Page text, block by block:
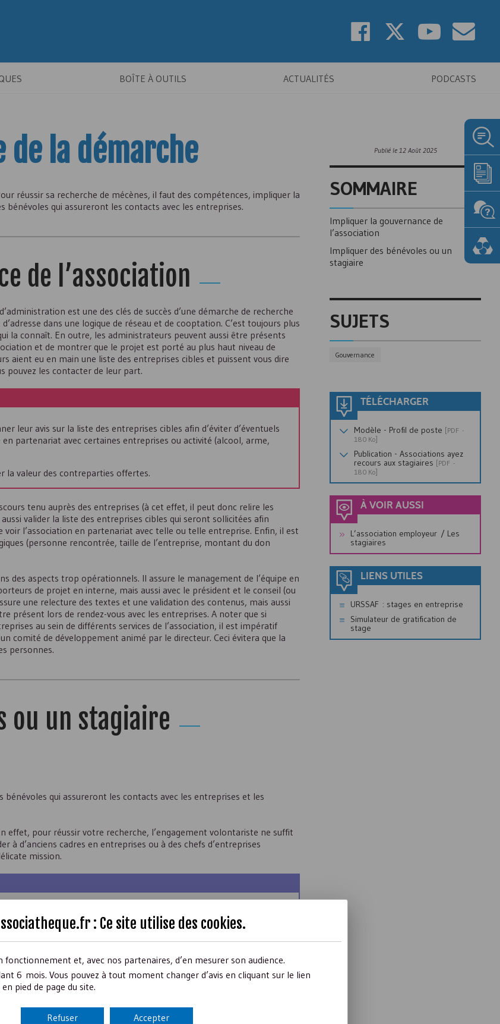
BOÎTE À OUTILS ACTUALITÉS PODCASTS
la démarche
réussir sa recherche de mécènes, il faut des compétences, impliquer la
qui assureront les contacts avec les entreprises.
de l’association
est une des clés de succès d’une démarche de recherche
dans une logique de réseau et de cooptation. C’est toujours plus
la connaît. En outre, les administrateurs peuvent aussi être présents
et de montrer que le projet est porté au plus haut niveau de
aient eu en main une liste des entreprises cibles et puissent vous dire
pouvez les contacter de leur part.
leur avis sur la liste des entreprises cibles afin d’éviter d’éventuels
partenariat avec certaines entreprises ou activité (alcool, arme,
la valeur des contreparties offertes.
tenu auprès des entreprises (à cet effet, il peut donc relire les
valider la liste des entreprises cibles qui seront sollicitées afin
l’association en partenariat avec telle ou telle entreprise. Enfin, il est
(personne rencontrée, taille de l’entreprise, montant du don
des aspects trop opérationnels. Il assure le management de l’équipe en
de projet en interne, mais aussi avec le président et le conseil (ou
une relecture des textes et une validation des contenus, mais aussi
présent lors de rendez-vous avec les entreprises. A noter que si
au sein de différents services de l’association, il est impératif
comité de développement animé par le directeur. Ceci évitera que la
personnes.
ou un stagiaire
qui assureront les contacts avec les entreprises et les
effet, pour réussir votre recherche, l’engagement volontariste ne suffit
à d’anciens cadres en entreprises ou à des chefs d’entreprises
mission.
de vous apporter un carnet d’adresse
, leurs réseaux
régularité dans le suivi des contacts et une organisation rigoureuse,
au planning de chacun et à l’organisation du travail de
rendu de réunion ou de rendez-vous).
Publié le 12 Août 2025
SOMMAIRE
Impliquer la gouvernance de
l’association
Impliquer des bénévoles ou un
stagiaire
SUJETS
Gouvernance
TÉLÉCHARGER
Modèle - Profil de poste [PDF -
180 Ko]
Publication - Associations ayez
recours aux stagiaires [PDF -
180 Ko]
À VOIR AUSSI
L’association employeur / Les
stagiaires
LIENS UTILES
URSSAF : stages en entreprise
Simulateur de gratification de
stage
: Ce site utilise des cookies.
et, avec nos partenaires, d’en mesurer son audience.
6 mois. Vous pouvez à tout moment changer d’avis en cliquant sur le lien
pied de page du site.
Accepter
Refuser